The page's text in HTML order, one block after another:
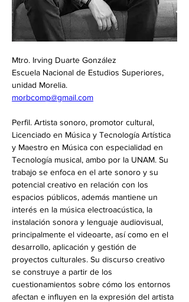
Mtro. Irving Duarte González
Escuela Nacional de Estudios Superiores,
unidad Morelia.
morbcomp@gmail.com
Perfil. Artista sonoro, promotor cultural,
Licenciado en Música y Tecnología Artística
y Maestro en Música con especialidad en
Tecnología musical, ambo por la UNAM. Su
trabajo se enfoca en el arte sonoro y su
potencial creativo en relación con los
espacios públicos, además mantiene un
interés en la música electroacústica, la
instalación sonora y lenguaje audiovisual,
principalmente el videoarte, así como en el
desarrollo, aplicación y gestión de
proyectos culturales. Su discurso creativo
se construye a partir de los
cuestionamientos sobre cómo los entornos
afectan e influyen en la expresión del artista